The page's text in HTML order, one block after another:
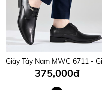
375,000đ